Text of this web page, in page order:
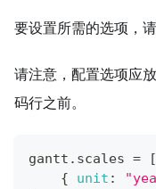
要设置所需的选项，
请注意，配置选项应
码行之前。
gantt . scales =
[
{
unit :